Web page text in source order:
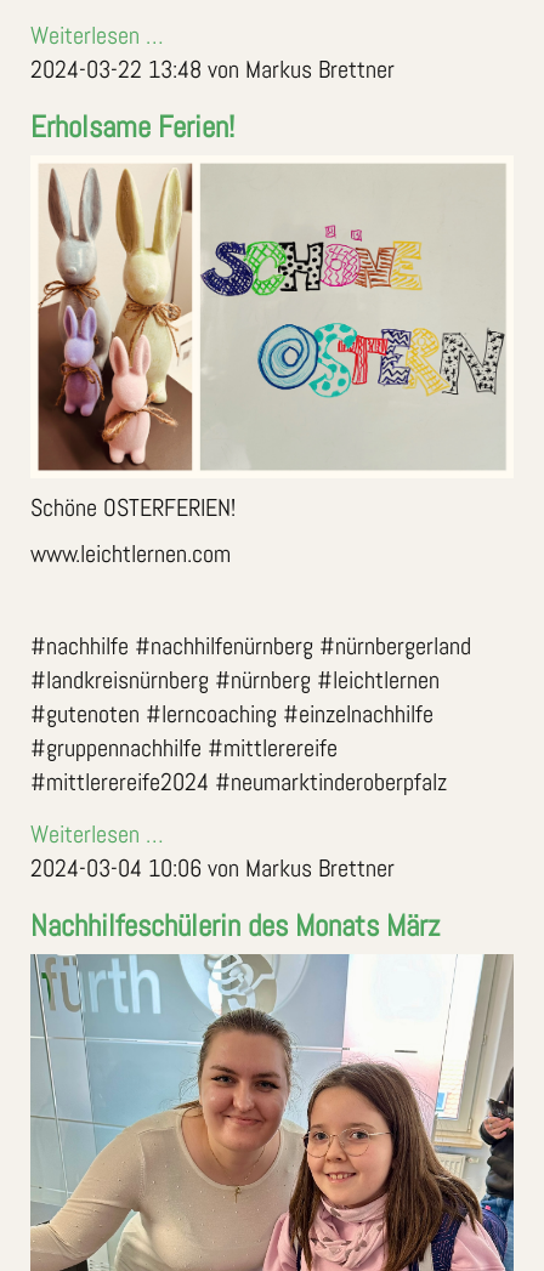
Weiterlesen …
2024-03-22 13:48 von Markus Brettner
Erholsame Ferien!
Schöne OSTERFERIEN!
www.leichtlernen.com
#nachhilfe #nachhilfenürnberg #nürnbergerland
#landkreisnürnberg #nürnberg #leichtlernen
#gutenoten #lerncoaching #einzelnachhilfe
#gruppennachhilfe #mittlerereife
#mittlerereife2024 #neumarktinderoberpfalz
Weiterlesen …
2024-03-04 10:06 von Markus Brettner
Nachhilfeschülerin des Monats März